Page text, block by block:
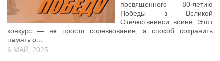
посвященного 80-летию
Победы в Великой
Отечественной войне. Этот
конкурс — не просто соревнование, а способ сохранить
память о...
6 МАЙ, 2025